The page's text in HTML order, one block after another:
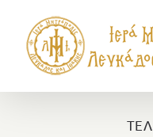
περιεχόμενο